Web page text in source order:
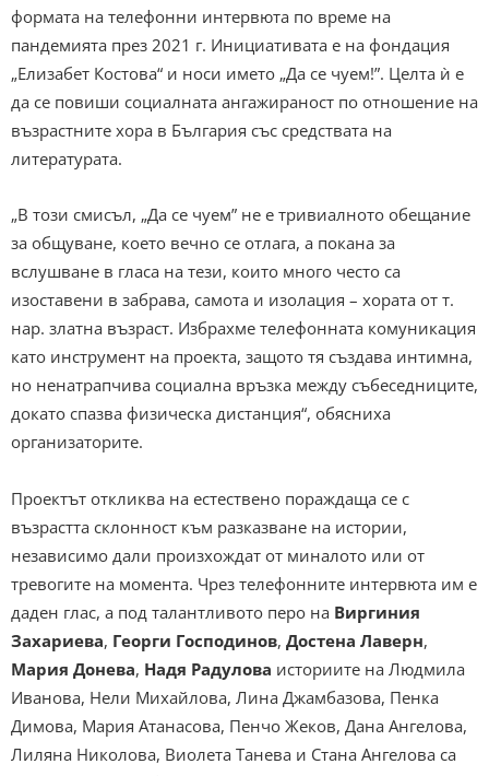
формата на телефонни интервюта по време на
пандемията през 2021 г. Инициативата е на фондация
„Елизабет Костова“ и носи името „Да се чуем!”. Целта ѝ е
да се повиши социалната ангажираност по отношение на
възрастните хора в България със средствата на
литературата.
„В този смисъл, „Да се чуем” не е тривиалното обещание
за общуване, което вечно се отлага, а покана за
вслушване в гласа на тези, които много често са
изоставени в забрава, самота и изолация – хората от т.
нар. златна възраст. Избрахме телефонната комуникация
като инструмент на проекта, защото тя създава интимна,
но ненатрапчива социална връзка между събеседниците,
докато спазва физическа дистанция“, обясниха
организаторите.
Проектът откликва на естествено пораждаща се с
възрастта склонност към разказване на истории,
независимо дали произхождат от миналото или от
тревогите на момента. Чрез телефонните интервюта им е
даден глас, а под талантливото перо на Виргиния
Захариева, Георги Господинов, Достена Лаверн,
Мария Донева, Надя Радулова историите на Людмила
Иванова, Нели Михайлова, Лина Джамбазова, Пенка
Димова, Мария Атанасова, Пенчо Жеков, Дана Ангелова,
Лиляна Николова, Виолета Танева и Стана Ангелова са